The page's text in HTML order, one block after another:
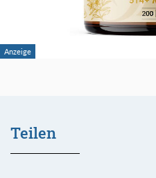
Teilen